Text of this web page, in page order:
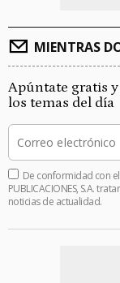
MIENTRAS
Apúntate gratis
los temas del día
De conformidad con el
PUBLICACIONES, S.A.
noticias de actualidad.